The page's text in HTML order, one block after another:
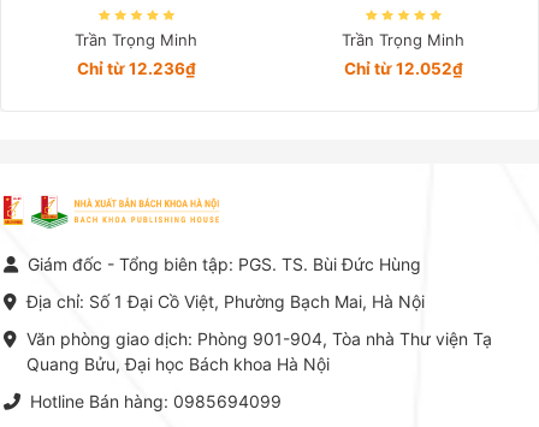
Trần Trọng Minh
Chỉ từ 12.236₫
Trần Trọng Minh
Chỉ từ 12.052₫
Giám đốc - Tổng biên tập: PGS. TS. Bùi Đức Hùng
Địa chỉ: Số 1 Đại Cồ Việt, Phường Bạch Mai, Hà Nội
Văn phòng giao dịch: Phòng 901-904, Tòa nhà Thư viện Tạ
Quang Bửu, Đại học Bách khoa Hà Nội
Hotline Bán hàng: 0985694099